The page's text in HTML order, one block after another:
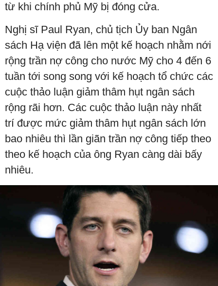
từ khi chính phủ Mỹ bị đóng cửa.
Nghị sĩ Paul Ryan, chủ tịch Ủy ban Ngân
sách Hạ viện đã lên một kế hoạch nhằm nới
rộng trần nợ công cho nước Mỹ cho 4 đến 6
tuần tới song song với kế hoạch tổ chức các
cuộc thảo luận giảm thâm hụt ngân sách
rộng rãi hơn. Các cuộc thảo luận này nhất
trí được mức giảm thâm hụt ngân sách lớn
bao nhiêu thì lần giãn trần nợ công tiếp theo
theo kế hoạch của ông Ryan càng dài bấy
nhiêu.